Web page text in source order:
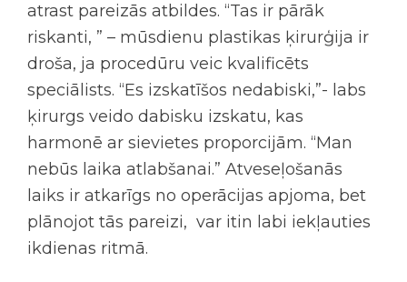
atrast pareizās atbildes. “Tas ir pārāk
riskanti, ” – mūsdienu plastikas ķirurģija ir
droša, ja procedūru veic kvalificēts
speciālists. “Es izskatīšos nedabiski,”- labs
ķirurgs veido dabisku izskatu, kas
harmonē ar sievietes proporcijām. “Man
nebūs laika atlabšanai.” Atveseļošanās
laiks ir atkarīgs no operācijas apjoma, bet
plānojot tās pareizi, var itin labi iekļauties
ikdienas ritmā.